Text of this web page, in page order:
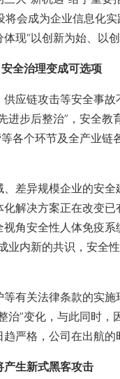
会成为企业信息化
现“以创新为始、以创
全治理变成可选项
应链攻击等安全事
进步后整治”，安全
各个环节及全产业
差异规模企业的安
解决方案正在改变
角安全性人体免疫系
业内新的共识，安全
有关法律条款的实
治”变化，与此同时
严格，公司在出航的
生新式黑客攻击